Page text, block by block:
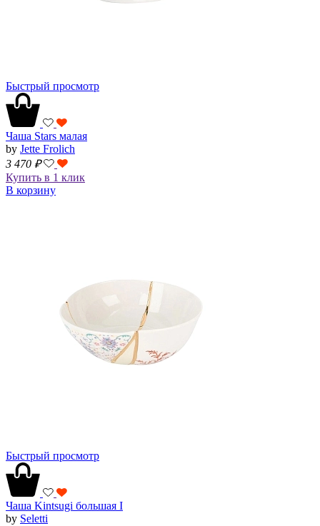
Быстрый просмотр
Чаша Stars малая
by Jette Frolich
3 470 ₽
Купить в 1 клик
В корзину
Быстрый просмотр
Чаша Kintsugi большая I
by Seletti